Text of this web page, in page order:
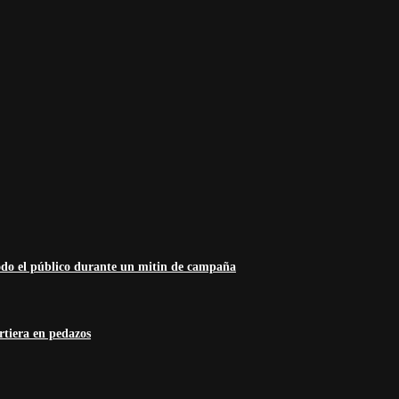
el público durante un mitin de campaña
en pedazos